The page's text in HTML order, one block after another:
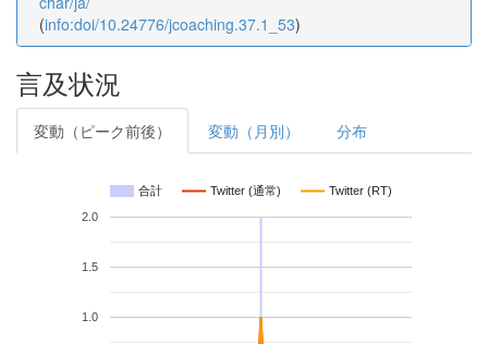
(info:doi/10.24776/jcoaching.37.1_53)
言及状況
変動（ピーク前後） 変動（月別） 分布
合計 Twitter (通常) Twitter (RT)
1.0
1.5
2.0